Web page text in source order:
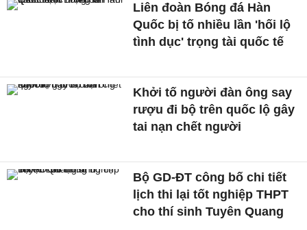
Liên đoàn Bóng đá Hàn
Quốc bị tố nhiều lần 'hối lộ
tình dục' trọng tài quốc tế
Khởi tố người đàn ông say
rượu đi bộ trên quốc lộ gây
tai nạn chết người
Bộ GD-ĐT công bố chi tiết
lịch thi lại tốt nghiệp THPT
cho thí sinh Tuyên Quang